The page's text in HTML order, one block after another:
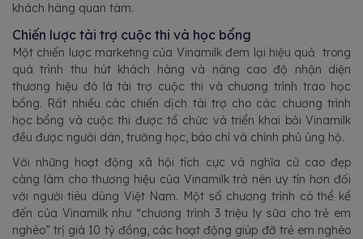
khách hàng quan tâm.
Chiến lược tài trợ cuộc thi và học bổng
Một chiến lược marketing của Vinamilk đem lại hiệu quả trong
quá trình thu hút khách hàng và nâng cao độ nhận diện
thương hiệu đó là tài trợ cuộc thi và chương trình trao học
bổng. Rất nhiều các chiến dịch tài trợ cho các chương trình
học bổng và cuộc thi được tổ chức và triển khai bởi Vinamilk
đều được người dân, trường học, báo chí và chính phủ ủng hộ.
Với những hoạt động xã hội tích cực và nghĩa cử cao đẹp
càng làm cho thương hiệu của Vinamilk trở nên uy tín hơn đối
với người tiêu dùng Việt Nam. Một số chương trình có thể kể
đến của Vinamilk như “chương trình 3 triệu ly sữa cho trẻ em
nghèo” trị giá 10 tỷ đồng, các hoạt động giúp đỡ trẻ em nghèo